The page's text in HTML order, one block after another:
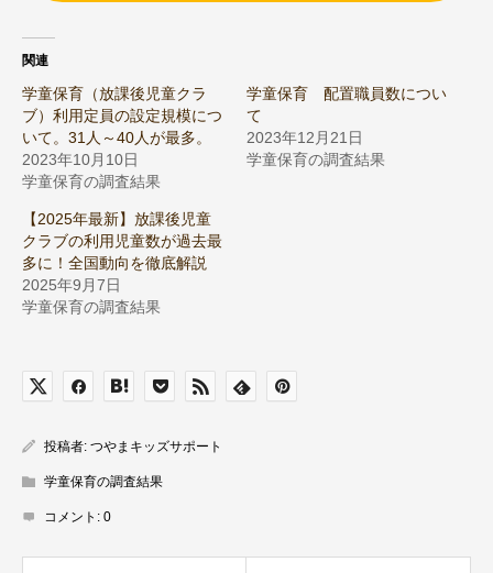
関連
学童保育（放課後児童クラ
ブ）利用定員の設定規模につ
いて。31人～40人が最多。
2023年10月10日
学童保育の調査結果
学童保育 配置職員数につい
て
2023年12月21日
学童保育の調査結果
【2025年最新】放課後児童
クラブの利用児童数が過去最
多に！全国動向を徹底解説
2025年9月7日
学童保育の調査結果
投稿者: つやまキッズサポート
学童保育の調査結果
コメント: 0